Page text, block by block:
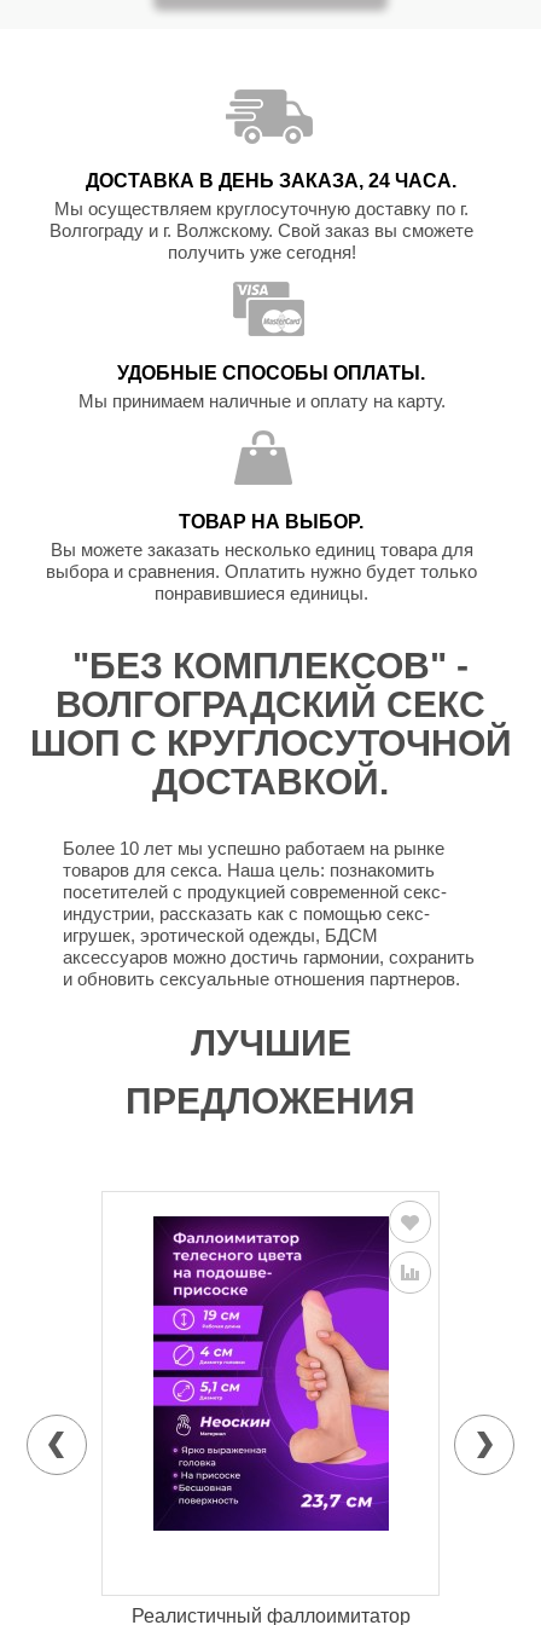
ДОСТАВКА В ДЕНЬ ЗАКАЗА, 24 ЧАСА.
Мы осуществляем круглосуточную доставку по г.
Волгограду и г. Волжскому. Свой заказ вы сможете
получить уже сегодня!
УДОБНЫЕ СПОСОБЫ ОПЛАТЫ.
Мы принимаем наличные и оплату на карту.
ТОВАР НА ВЫБОР.
Вы можете заказать несколько единиц товара для
выбора и сравнения. Оплатить нужно будет только
понравившиеся единицы.
"БЕЗ КОМПЛЕКСОВ" -
ВОЛГОГРАДСКИЙ СЕКС
ШОП С КРУГЛОСУТОЧНОЙ
ДОСТАВКОЙ.
Более 10 лет мы успешно работаем на рынке
товаров для секса. Наша цель: познакомить
посетителей с продукцией современной секс-
индустрии, рассказать как с помощью секс-
игрушек, эротической одежды, БДСМ
аксессуаров можно достичь гармонии, сохранить
и обновить сексуальные отношения партнеров.
ЛУЧШИЕ
ПРЕДЛОЖЕНИЯ
Реалистичный фаллоимитатор